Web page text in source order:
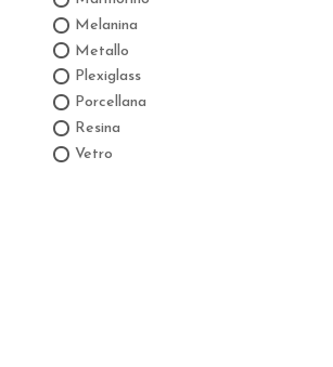
Melanina
Metallo
Plexiglass
Porcellana
Resina
Vetro